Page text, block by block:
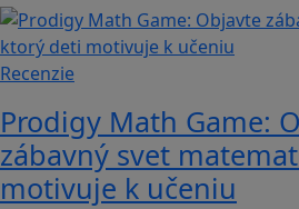
Recenzie
Prodigy Math Game:
zábavný svet
motivuje k učeniu